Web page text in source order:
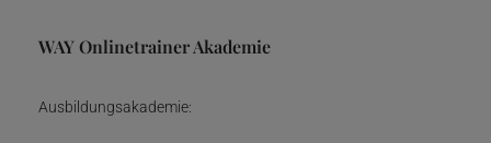
WAY Onlinetrainer Akademie
Ausbildungsakademie: